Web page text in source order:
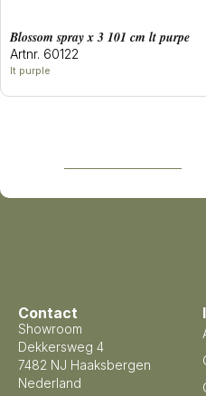
blossom spray x 3 101 cm lt purpe
Artnr. 60122
lt purple
Contact
Showroom
Dekkersweg 4
7482 NJ Haaksbergen
Nederland